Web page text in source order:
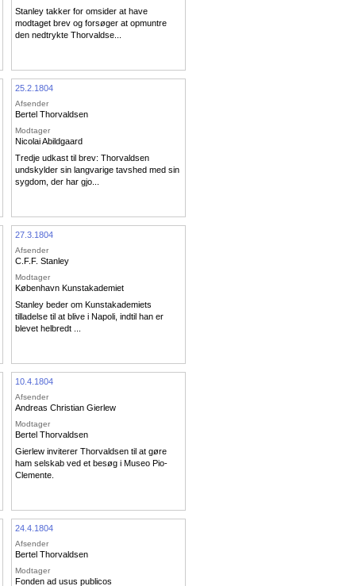
Stanley takker for omsider at have
modtaget brev og forsøger at opmuntre
den nedtrykte Thorvaldse...
25.2.1804
Afsender
Bertel Thorvaldsen
Modtager
Nicolai Abildgaard
Tredje udkast til brev: Thorvaldsen
undskylder sin langvarige tavshed med sin
sygdom, der har gjo...
27.3.1804
Afsender
C.F.F. Stanley
Modtager
København Kunstakademiet
Stanley beder om Kunstakademiets
tilladelse til at blive i Napoli, indtil han er
blevet helbredt ...
10.4.1804
Afsender
Andreas Christian Gierlew
Modtager
Bertel Thorvaldsen
Gierlew inviterer Thorvaldsen til at gøre
ham selskab ved et besøg i Museo Pio-
Clemente.
24.4.1804
Afsender
Bertel Thorvaldsen
Modtager
Fonden ad usus publicos